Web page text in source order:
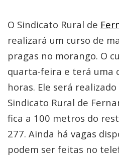
O Sindicato Rural de
realizará um curso de
pragas no morango. O
quarta-feira e terá uma
horas. Ele será
Sindicato Rural de
fica a 100 metros do
277. Ainda há vagas
podem ser feitas no